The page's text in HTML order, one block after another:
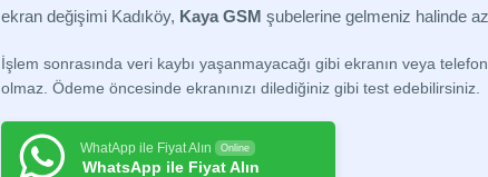
ekran değişimi Kadıköy, Kaya GSM şubelerine gelmeniz halinde
İşlem sonrasında veri kaybı yaşanmayacağı gibi ekranın veya
olmaz. Ödeme öncesinde ekranınızı dilediğiniz gibi test edebilirsiniz.
WhatApp ile Fiyat Alın Online
WhatsApp ile Fiyat Alın